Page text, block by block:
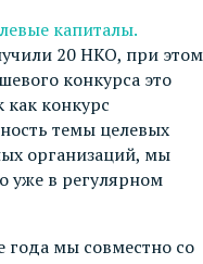
капиталы.
20 НКО, при этом
конкурса это
как конкурс
темы целевых
организаций, мы
уже в регулярном
года мы совместно со